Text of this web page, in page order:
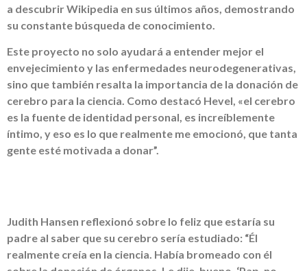
a descubrir Wikipedia en sus últimos años, demostrando
su constante búsqueda de conocimiento.
Este proyecto no solo ayudará a entender mejor el
envejecimiento y las enfermedades neurodegenerativas,
sino que también resalta la importancia de la donación de
cerebro para la ciencia. Como destacó Hevel, «el cerebro
es la fuente de identidad personal, es increíblemente
íntimo, y eso es lo que realmente me emocionó, que tanta
gente esté motivada a donar”.
Judith Hansen reflexionó sobre lo feliz que estaría su
padre al saber que su cerebro sería estudiado: “Él
realmente creía en la ciencia. Había bromeado con él